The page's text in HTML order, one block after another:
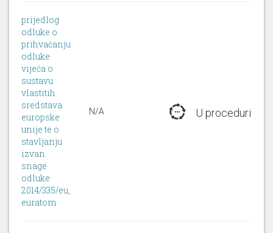
prijedlog
odluke o
prihvaćanju
odluke
vijeća o
sustavu
vlastitih
sredstava
europske
unije te o
stavljanju
izvan
snage
odluke
2014/335/eu,
euratom
N/A U proceduri